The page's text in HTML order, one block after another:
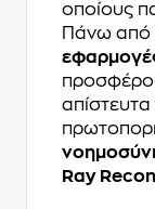
οποίους
Πάνω από
απίστευτα
Ray